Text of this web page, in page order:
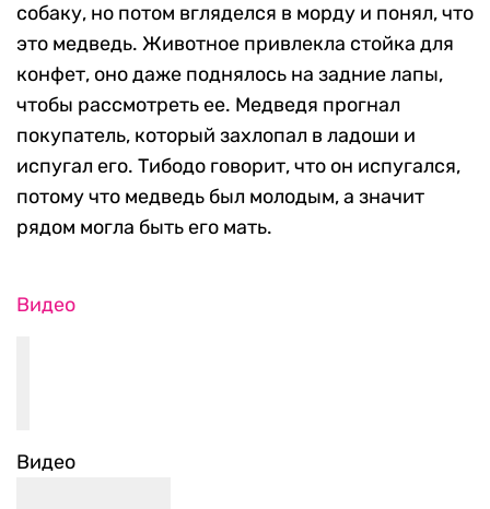
собаку, но потом вгляделся в морду и понял, что
это медведь. Животное привлекла стойка для
конфет, оно даже поднялось на задние лапы,
чтобы рассмотреть ее. Медведя прогнал
покупатель, который захлопал в ладоши и
испугал его. Тибодо говорит, что он испугался,
потому что медведь был молодым, а значит
рядом могла быть его мать.
Видео
Видео